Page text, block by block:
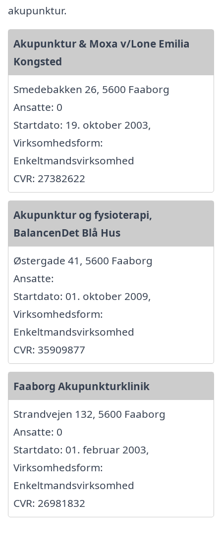
akupunktur.
Akupunktur & Moxa v/Lone Emilia
Kongsted
Smedebakken 26, 5600 Faaborg
Ansatte: 0
Startdato: 19. oktober 2003,
Virksomhedsform:
Enkeltmandsvirksomhed
CVR: 27382622
Akupunktur og fysioterapi,
BalancenDet Blå Hus
Østergade 41, 5600 Faaborg
Ansatte:
Startdato: 01. oktober 2009,
Virksomhedsform:
Enkeltmandsvirksomhed
CVR: 35909877
Faaborg Akupunkturklinik
Strandvejen 132, 5600 Faaborg
Ansatte: 0
Startdato: 01. februar 2003,
Virksomhedsform:
Enkeltmandsvirksomhed
CVR: 26981832